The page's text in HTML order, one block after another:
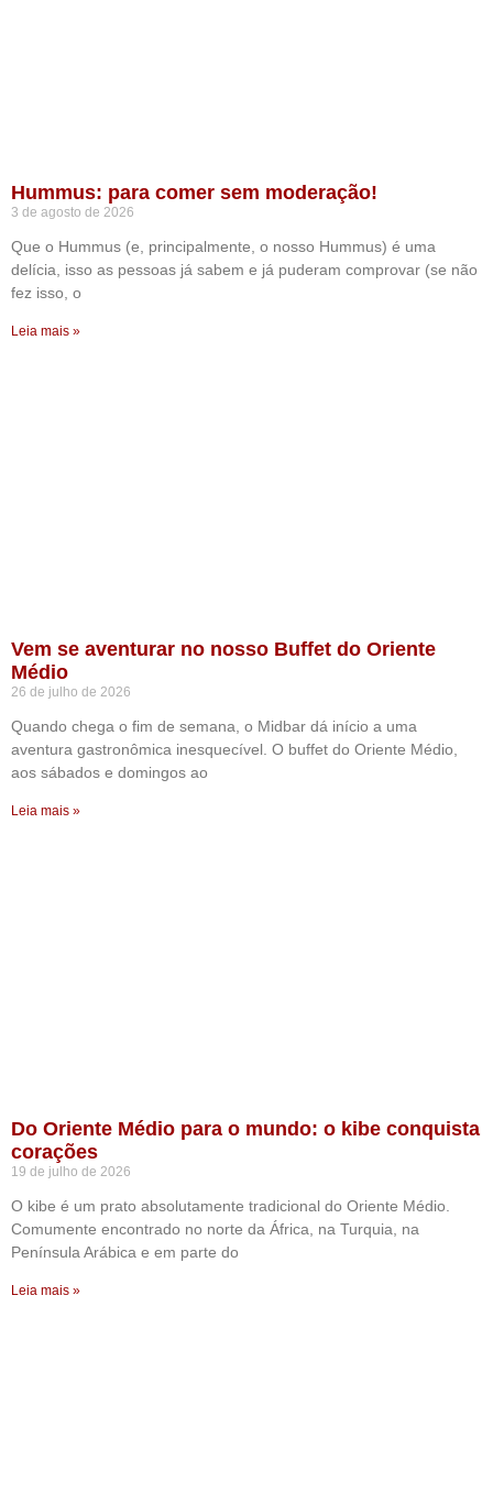
Hummus: para comer sem moderação!
3 de agosto de 2026
Que o Hummus (e, principalmente, o nosso Hummus) é uma
delícia, isso as pessoas já sabem e já puderam comprovar (se não
fez isso, o
Leia mais »
Vem se aventurar no nosso Buffet do Oriente
Médio
26 de julho de 2026
Quando chega o fim de semana, o Midbar dá início a uma
aventura gastronômica inesquecível. O buffet do Oriente Médio,
aos sábados e domingos ao
Leia mais »
Do Oriente Médio para o mundo: o kibe conquista
corações
19 de julho de 2026
O kibe é um prato absolutamente tradicional do Oriente Médio.
Comumente encontrado no norte da África, na Turquia, na
Península Arábica e em parte do
Leia mais »